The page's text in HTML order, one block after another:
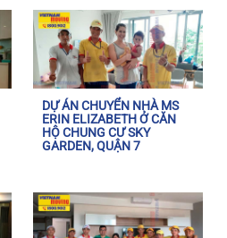
DỰ ÁN CHUYỂN NHÀ MS
ERIN ELIZABETH Ở CĂN
HỘ CHUNG CƯ SKY
GARDEN, QUẬN 7